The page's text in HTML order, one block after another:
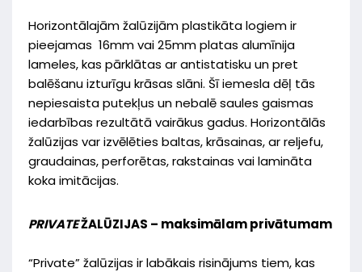
Horizontālajām žalūzijām plastikāta logiem ir
pieejamas 16mm vai 25mm platas alumīnija
lameles, kas pārklātas ar antistatisku un pret
balēšanu izturīgu krāsas slāni. Šī iemesla dēļ tās
nepiesaista putekļus un nebalē saules gaismas
iedarbības rezultātā vairākus gadus. Horizontālās
žalūzijas var izvēlēties baltas, krāsainas, ar reljefu,
graudainas, perforētas, rakstainas vai lamināta
koka imitācijas.
PRIVATEŽALŪZIJAS – maksimālam privātumam
“Private” žalūzijas ir labākais risinājums tiem, kas